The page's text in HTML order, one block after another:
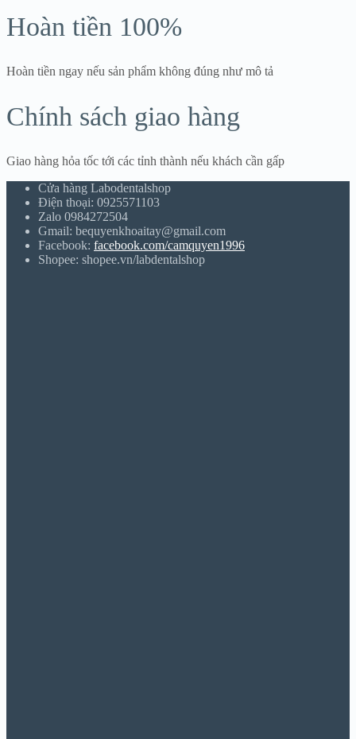
Hoàn tiền 100%
Hoàn tiền ngay nếu sản phẩm không đúng như mô tả
Chính sách giao hàng
Giao hàng hỏa tốc tới các tỉnh thành nếu khách cần gấp
Cửa hàng Labodentalshop
Điện thoại: 0925571103
Zalo 0984272504
Gmail: bequyenkhoaitay@gmail.com
Facebook: facebook.com/camquyen1996
Shopee: shopee.vn/labdentalshop